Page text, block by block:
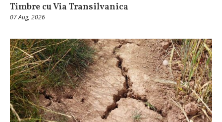
Timbre cu Via Transilvanica
07 Aug, 2026